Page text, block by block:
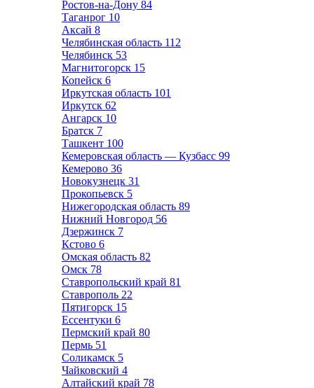
Ростов-на-Дону 84
Таганрог 10
Аксай 8
Челябинская область 112
Челябинск 53
Магнитогорск 15
Копейск 6
Иркутская область 101
Иркутск 62
Ангарск 10
Братск 7
Ташкент 100
Кемеровская область — Кузбасс 99
Кемерово 36
Новокузнецк 31
Прокопьевск 5
Нижегородская область 89
Нижний Новгород 56
Дзержинск 7
Кстово 6
Омская область 82
Омск 78
Ставропольский край 81
Ставрополь 22
Пятигорск 15
Ессентуки 6
Пермский край 80
Пермь 51
Соликамск 5
Чайковский 4
Алтайский край 78